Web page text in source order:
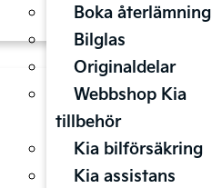
Boka återlämning
Bilglas
Originaldelar
Webbshop Kia
tillbehör
Kia bilförsäkring
Kia assistans